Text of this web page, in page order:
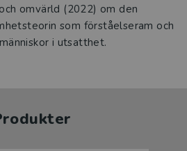
omvärld (2022) om den
som förståelseram och
i utsatthet.